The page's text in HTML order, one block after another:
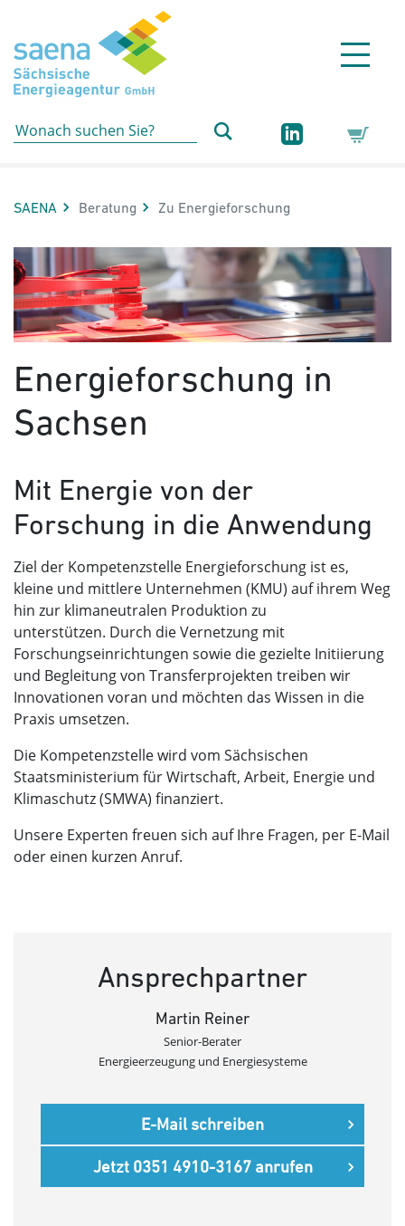
Sidebar
Erweiterte Navigation
Service
SAENA Beratung Aktuelle Seite:
Zu Energieforschung
Energieforschung in
Sachsen
Mit Energie von der
Forschung in die Anwendung
Ziel der Kompetenzstelle Energieforschung ist es,
kleine und mittlere Unternehmen (KMU) auf ihrem Weg
hin zur klimaneutralen Produktion zu
unterstützen. Durch die Vernetzung mit
Forschungseinrichtungen sowie die gezielte Initiierung
und Begleitung von Transferprojekten treiben wir
Innovationen voran und möchten das Wissen in die
Praxis umsetzen.
Die Kompetenzstelle wird vom Sächsischen
Staatsministerium für Wirtschaft, Arbeit, Energie und
Klimaschutz (SMWA) finanziert.
Unsere Experten freuen sich auf Ihre Fragen, per E-Mail
oder einen kurzen Anruf.
Ansprechpartner
Martin Reiner
Senior-Berater
Energieerzeugung und Energiesysteme
E-Mail schreiben
Jetzt 0351 4910-3167 anrufen